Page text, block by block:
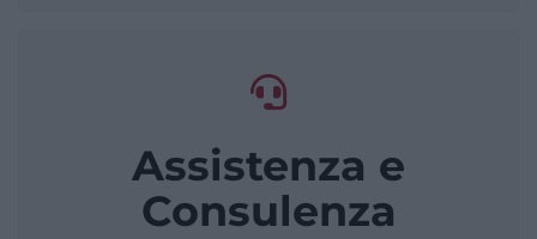
Assistenza e
Consulenza